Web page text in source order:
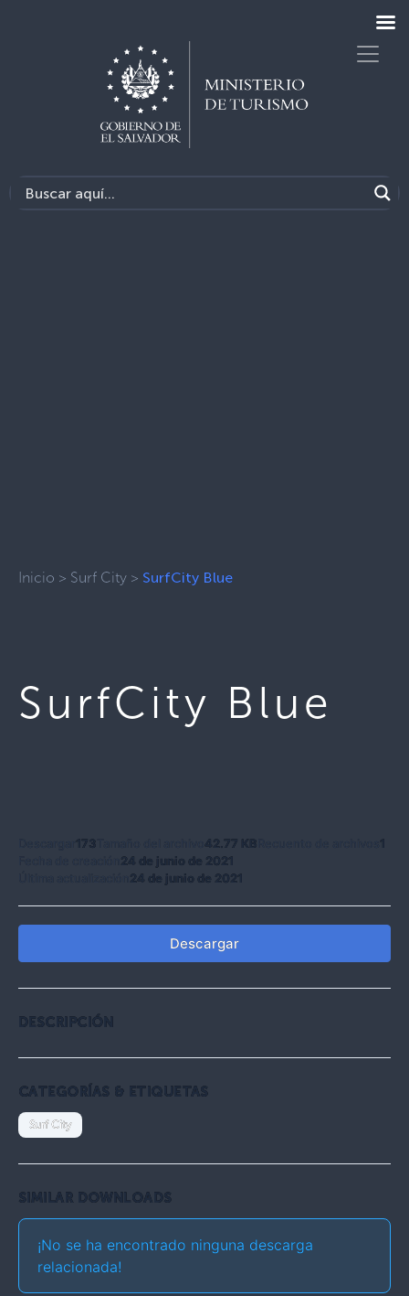
Inicio > Surf City > SurfCity Blue
SurfCity Blue
173 42.77 KB
1
24 de junio de 2021
24 de junio de 2021
Descargar
DESCRIPCIÓN
CATEGORÍAS & ETIQUETAS
Surf City
SIMILAR DOWNLOADS
¡No se ha encontrado ninguna descarga
relacionada!